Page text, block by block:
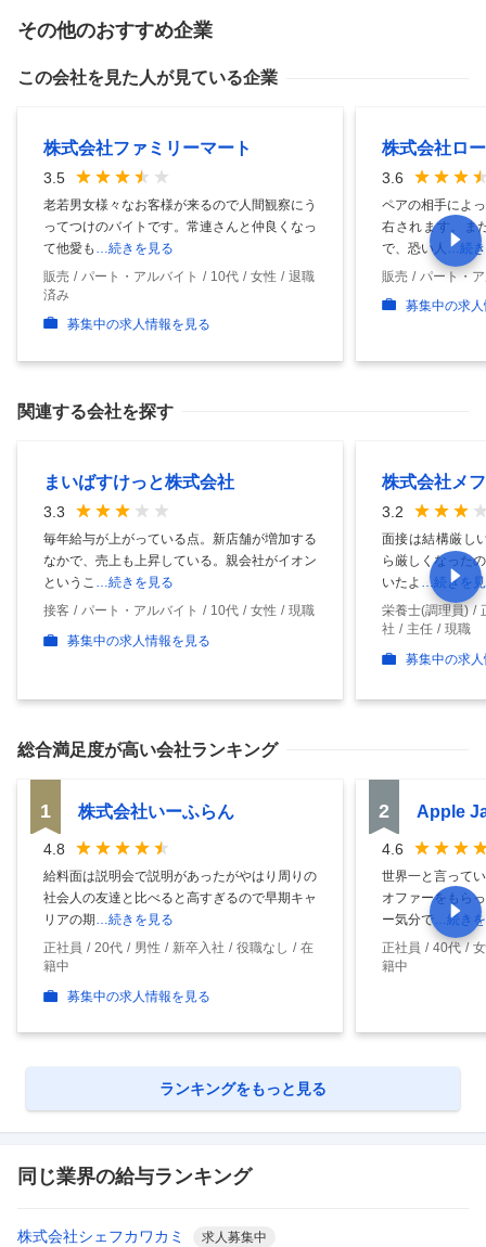
その他のおすすめ企業
この会社を見た人が見ている企業
株式会社ファミリーマート
3.5
老若男女様々なお客様が来るので人間観察にう
ってつけのバイトです。常連さんと仲良くなっ
て他愛も
…続きを見る
販売
パート・アルバイト 10代 女性
退職
済み
募集中の求人情報を見る
株式会社ロ
3.6
ペアの相手によ
右されます。ま
で、恐い人 …続
販売
パート・
募集中の求
関連する会社を探す
まいばすけっと株式会社
3.3
毎年給与が上がっている点。新店舗が増加する
なかで、売上も上昇している。親会社がイオン
というこ
…続きを見る
接客
パート・アルバイト 10代 女性
現職
募集中の求人情報を見る
株式会社メ
3.2
面接は結構厳し
ら厳しくなった
いたよ
…続きを
栄養士(調理員)
社
主任
現職
募集中の求
総合満足度が高い会社ランキング
1 株式会社いーふらん
4.8
給料面は説明会で説明があったがやはり周りの
社会人の友達と比べると高すぎるので早期キャ
リアの期…続きを見る
正社員
20代 男性 新卒入社 役職なし
在
籍中
募集中の求人情報を見る
2 Apple
4.6
世界一と言って
オファーをもら
ー気分で…続き
正社員
40代
籍中
ランキングをもっと見る
同じ業界の給与ランキング
株式会社シェフカワカミ 求人募集中